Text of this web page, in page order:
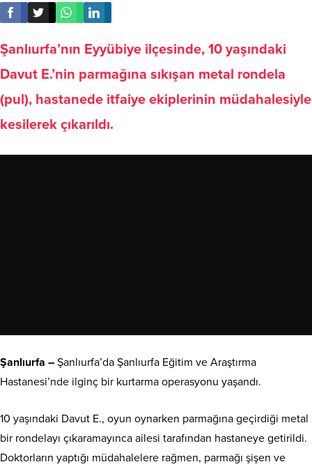
Şanlıurfa’nın Eyyübiye ilçesinde, 10 yaşındaki
Davut E.’nin parmağına sıkışan metal rondela
(pul), hastanede itfaiye ekiplerinin müdahalesiyle
kesilerek çıkarıldı.
Şanlıurfa – Şanlıurfa’da Şanlıurfa Eğitim ve Araştırma
Hastanesi’nde ilginç bir kurtarma operasyonu yaşandı.
10 yaşındaki Davut E., oyun oynarken parmağına geçirdiği metal
bir rondelayı çıkaramayınca ailesi tarafından hastaneye getirildi.
Doktorların yaptığı müdahalelere rağmen, parmağı şişen ve